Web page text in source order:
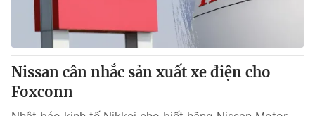
Thế giới đó đây
Câu chuyện quốc tế
Tài chính
Thị trường
Góc doanh nghiệp
Dữ liệu và đời sống
Truyền hình
Nissan cân nhắc sản xuất xe điện cho
Foxconn